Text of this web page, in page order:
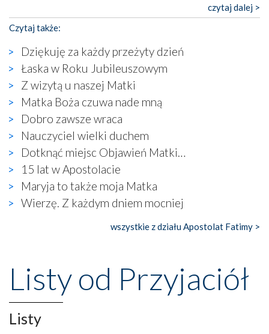
katolickiego kultu. Tylko co wspólnego z żywą,
autentyczną wiarą mogą mieć płaskie, szare bunkry albo
kaplice, w których Tabernakulum przypomina bardziej
skrzynkę na narzędzia? Albo co powiedzieć o ustawionym
tuż przy nowej bazylice wielkim krzyżu, na którym
zamiast Chrystusa umieszczono dziwaczną postać jakby
wyjętą ze starożytnych hieroglifów? W kulturowym
kontekście naszych czasów to raczej karykatura niż godny
wizerunek Zbawiciela…
Zatem nawet w bezpośrednim otoczeniu sanktuarium
naocznie przekonaliśmy się, że wewnątrz Kościoła toczy
się ogromna walka o kształt katolicyzmu i o serca
wierzących. Do czego to zmaganie może prowadzić,
widzieliśmy w urokliwym, niewielkim mieście Obidos,
gdzie w miejscu dawnego kościoła działa dzisiaj…
księgarnia.
Nasze pielgrzymkowe wyprawy, których celem były
wznoszono na chwałę Bożą, na przykład – w podzięce za
Opatrznościową pomoc w wygranej bitwie o
niepodległość kraju. Zachwyt budziła potężna, a zarazem
misterna architektura tych monumentalnych dzieł,
wspaniałe zdobienia, dbałość ich twórców o detale,
czytaj dalej >
Czytaj także:
Dziękuję za każdy przeżyty dzień
Łaska w Roku Jubileuszowym
Z wizytą u naszej Matki
Matka Boża czuwa nade mną
Dobro zawsze wraca
Nauczyciel wielki duchem
Dotknąć miejsc Objawień Matki…
15 lat w Apostolacie
Maryja to także moja Matka
Wierzę. Z każdym dniem mocniej
wszystkie z działu Apostolat Fatimy >
Listy od Przyjaciół
Listy